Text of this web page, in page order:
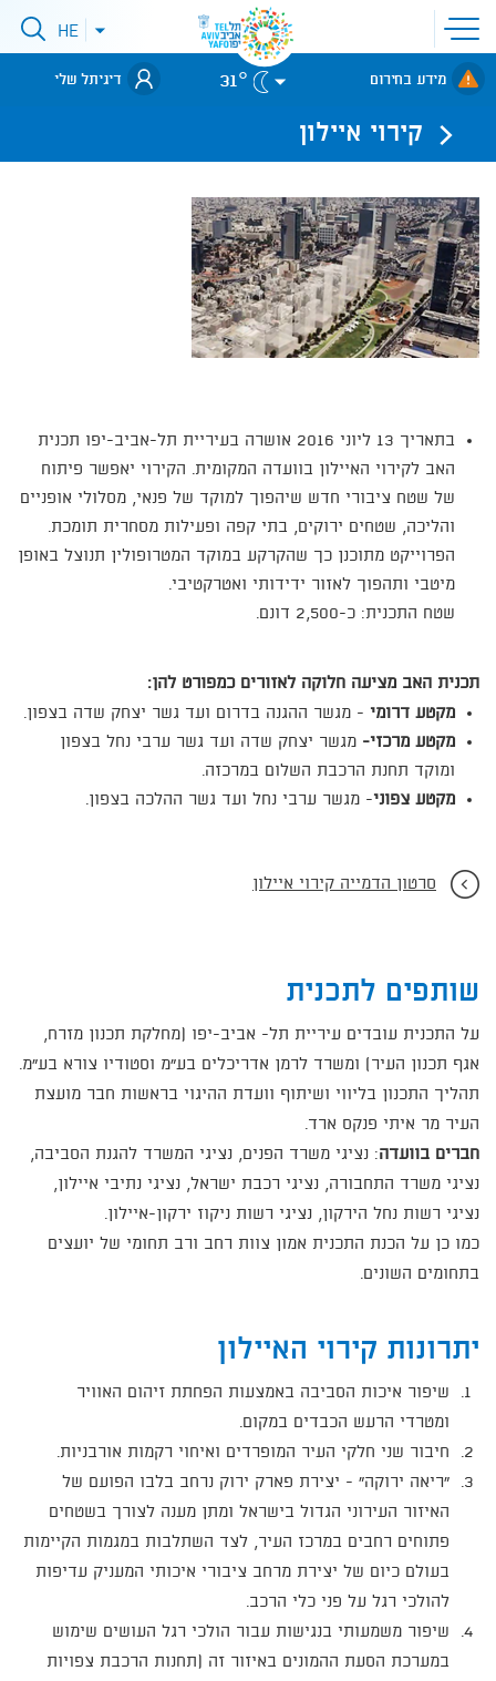
פתיחת
תפריט
אתר
לאתר עיריית
תל-אביב
פתיחתHE
מידע בחירום 31° דיגיתל שלי
קירוי איילון
בתאריך 13 ליוני 2016 אושרה בעיריית תל-אביב-יפו תכנית
האב לקירוי האיילון בוועדה המקומית. הקירוי יאפשר פיתוח
של שטח ציבורי חדש שיהפוך למוקד של פנאי, מסלולי אופניים
והליכה, שטחים ירוקים, בתי קפה ופעילות מסחרית תומכת.
הפרוייקט מתוכנן כך שהקרקע במוקד המטרופולין תנוצל באופן
מיטבי ותהפוך לאזור ידידותי ואטרקטיבי.
שטח התכנית: כ-2,500 דונם.
תכנית האב מציעה חלוקה לאזורים כמפורט להן:
מקטע דרומי - מגשר ההגנה בדרום ועד גשר יצחק שדה בצפון.
מקטע מרכזי- מגשר יצחק שדה ועד גשר ערבי נחל בצפון
ומוקד תחנת הרכבת השלום במרכזה.
מקטע צפוני- מגשר ערבי נחל ועד גשר ההלכה בצפון.
סרטון הדמייה קירוי איילון
שותפים לתכנית
על התכנית עובדים עיריית תל- אביב-יפו (מחלקת תכנון מזרח,
אגף תכנון העיר) ומשרד לרמן אדריכלים בע"מ וסטודיו צורא בע"מ.
תהליך התכנון בליווי ושיתוף וועדת ההיגוי בראשות חבר מועצת
העיר מר איתי פנקס ארד.
חברים בוועדה: נציגי משרד הפנים, נציגי המשרד להגנת הסביבה,
נציגי משרד התחבורה, נציגי רכבת ישראל, נציגי נתיבי איילון,
נציגי רשות נחל הירקון, נציגי רשות ניקוז ירקון-איילון.
כמו כן על הכנת התכנית אמון צוות רחב ורב תחומי של יועצים
בתחומים השונים.
יתרונות קירוי האיילון
שיפור איכות הסביבה באמצעות הפחתת זיהום האוויר
ומטרדי הרעש הכבדים במקום.
חיבור שני חלקי העיר המופרדים ואיחוי רקמות אורבניות.
"ריאה ירוקה" - יצירת פארק ירוק נרחב בלבו הפועם של
האיזור העירוני הגדול בישראל ומתן מענה לצורך בשטחים
פתוחים רחבים במרכז העיר, לצד השתלבות במגמות הקיימות
בעולם כיום של יצירת מרחב ציבורי איכותי המעניק עדיפות
להולכי רגל על פני כלי הרכב.
שיפור משמעותי בנגישות עבור הולכי רגל העושים שימוש
במערכת הסעת ההמונים באיזור זה (תחנות הרכבת צפויות